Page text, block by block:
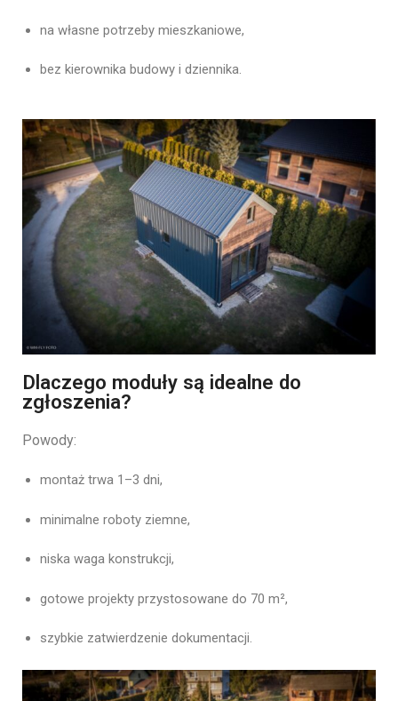
na własne potrzeby mieszkaniowe,
bez kierownika budowy i dziennika.
Dlaczego moduły są idealne do
zgłoszenia?
Powody:
montaż trwa 1–3 dni,
minimalne roboty ziemne,
niska waga konstrukcji,
gotowe projekty przystosowane do 70 m²,
szybkie zatwierdzenie dokumentacji.